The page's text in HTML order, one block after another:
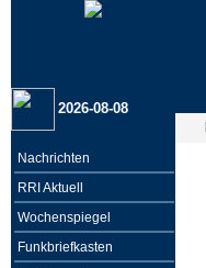
2026-08-08
Nachrichten
RRI Aktuell
Wochenspiegel
Funkbriefkasten